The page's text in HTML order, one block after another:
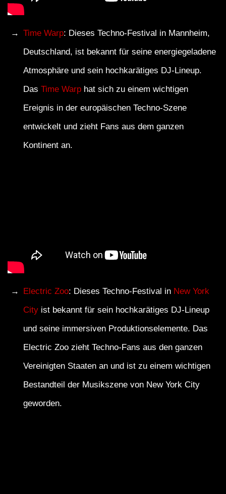
Time Warp: Dieses Techno-Festival in Mannheim,
Deutschland, ist bekannt für seine energiegeladene
Atmosphäre und sein hochkarätiges DJ-Lineup.
DasTime Warp hat sich zu einem wichtigen
Ereignis in der europäischen Techno-Szene
entwickelt und zieht Fans aus dem ganzen
Kontinent an.
Electric Zoo: Dieses Techno-Festival in New York
City ist bekannt für sein hochkarätiges DJ-Lineup
und seine immersiven Produktionselemente. Das
Electric Zoo zieht Techno-Fans aus den ganzen
Vereinigten Staaten an und ist zu einem wichtigen
Bestandteil der Musikszene von New York City
geworden.